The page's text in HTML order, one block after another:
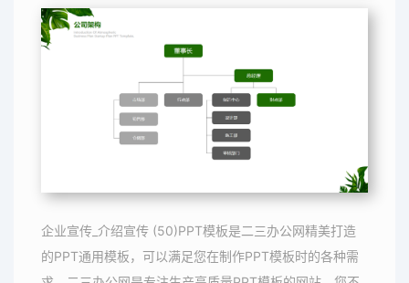
企业宣传_介绍宣传 (50)PPT模板是二三办公网精美打造
的PPT通用模板，可以满足您在制作PPT模板时的各种需